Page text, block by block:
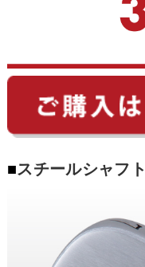
■スチールシャフト